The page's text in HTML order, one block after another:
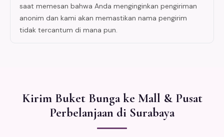
saat memesan bahwa Anda menginginkan pengiriman
anonim dan kami akan memastikan nama pengirim
tidak tercantum di mana pun.
Kirim Buket Bunga ke Mall & Pusat
Perbelanjaan di Surabaya